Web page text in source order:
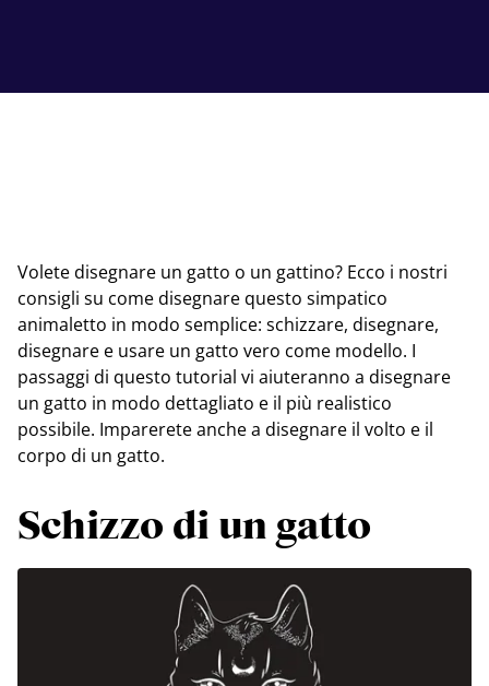
Volete disegnare un gatto o un gattino? Ecco i nostri
consigli su come disegnare questo simpatico
animaletto in modo semplice: schizzare, disegnare,
disegnare e usare un gatto vero come modello. I
passaggi di questo tutorial vi aiuteranno a disegnare
un gatto in modo dettagliato e il più realistico
possibile. Imparerete anche a disegnare il volto e il
corpo di un gatto.
Schizzo di un gatto